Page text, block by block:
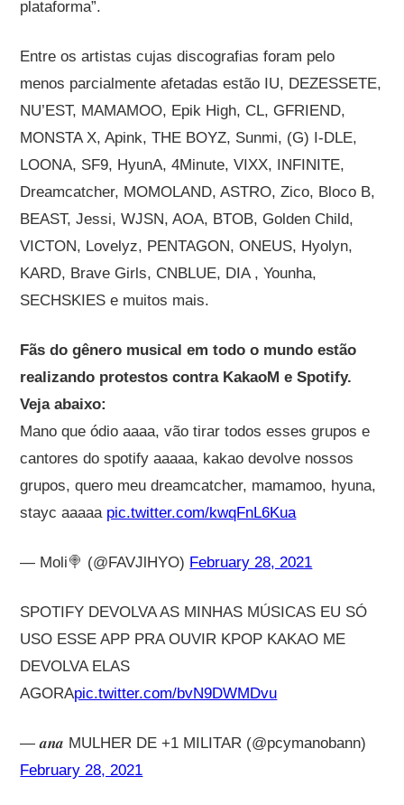
plataforma”.
Entre os artistas cujas discografias foram pelo
menos parcialmente afetadas estão IU, DEZESSETE,
NU’EST, MAMAMOO, Epik High, CL, GFRIEND,
MONSTA X, Apink, THE BOYZ, Sunmi, (G) I-DLE,
LOONA, SF9, HyunA, 4Minute, VIXX, INFINITE,
Dreamcatcher, MOMOLAND, ASTRO, Zico, Bloco B,
BEAST, Jessi, WJSN, AOA, BTOB, Golden Child,
VICTON, Lovelyz, PENTAGON, ONEUS, Hyolyn,
KARD, Brave Girls, CNBLUE, DIA , Younha,
SECHSKIES e muitos mais.
Fãs do gênero musical em todo o mundo estão
realizando protestos contra KakaoM e Spotify.
Veja abaixo:
Mano que ódio aaaa, vão tirar todos esses grupos e
cantores do spotify aaaaa, kakao devolve nossos
grupos, quero meu dreamcatcher, mamamoo, hyuna,
stayc aaaaa pic.twitter.com/kwqFnL6Kua
— Moli🍭 (@FAVJlHYO) February 28, 2021
SPOTIFY DEVOLVA AS MINHAS MÚSICAS EU SÓ
USO ESSE APP PRA OUVIR KPOP KAKAO ME
DEVOLVA ELAS
AGORApic.twitter.com/bvN9DWMDvu
— 𝒂𝒏𝒂 MULHER DE +1 MILITAR (@pcymanobann)
February 28, 2021